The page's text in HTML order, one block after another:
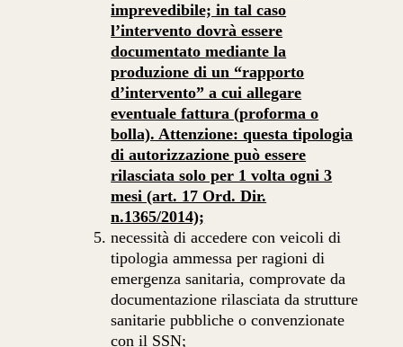
imprevedibile; in tal caso
l’intervento dovrà essere
documentato mediante la
produzione di un “rapporto
d’intervento” a cui allegare
eventuale fattura (proforma o
bolla). Attenzione: questa tipologia
di autorizzazione può essere
rilasciata solo per 1 volta ogni 3
mesi (art. 17 Ord. Dir.
n.1365/2014);
necessità di accedere con veicoli di
tipologia ammessa per ragioni di
emergenza sanitaria, comprovate da
documentazione rilasciata da strutture
sanitarie pubbliche o convenzionate
con il SSN;